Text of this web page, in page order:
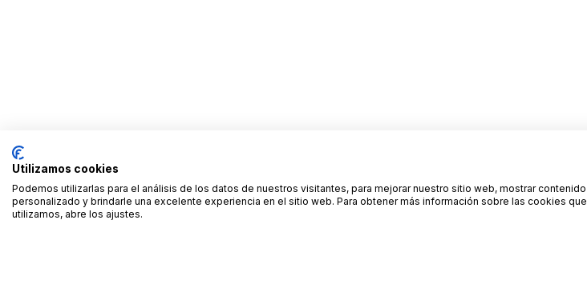
Utilizamos cookies
Podemos utilizarlas para el análisis de los datos de nuestros visitantes, para mejorar nuestro sitio web, mostrar contenido
personalizado y brindarle una excelente experiencia en el sitio web. Para obtener más información sobre las cookies que
utilizamos, abre los ajustes.